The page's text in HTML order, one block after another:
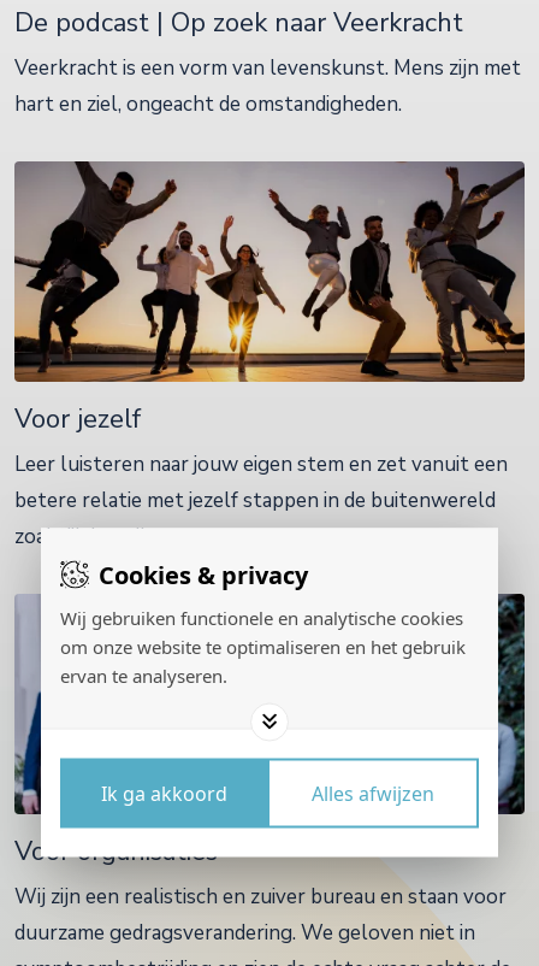
Cookies & privacy
Wij gebruiken functionele en analytische cookies
om onze website te optimaliseren en het gebruik
ervan te analyseren.
Ik ga akkoord Alles afwijzen
De podcast | Op zoek naar Veerkracht
Veerkracht is een vorm van levenskunst. Mens zijn met
hart en ziel, ongeacht de omstandigheden.
Voor jezelf
Leer luisteren naar jouw eigen stem en zet vanuit een
betere relatie met jezelf stappen in de buitenwereld
zoals jij dat wilt.
Voor organisaties
Wij zijn een realistisch en zuiver bureau en staan voor
duurzame gedragsverandering. We geloven niet in